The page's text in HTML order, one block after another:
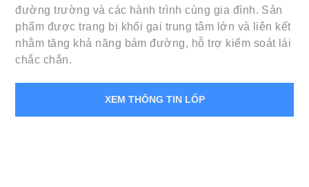
đường trường và các hành trình cùng gia đình. Sản
phẩm được trang bị khối gai trung tâm lớn và liên kết
nhằm tăng khả năng bám đường, hỗ trợ kiểm soát lái
chắc chắn.
XEM THÔNG TIN LỐP